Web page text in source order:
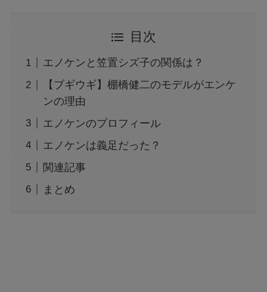
目次
エノケンと笠置シズ子の関係は？
【ブギウギ】棚橋健二のモデルがエンケ
ンの理由
エノケンのプロフィール
エノケンは義足だった？
関連記事
まとめ